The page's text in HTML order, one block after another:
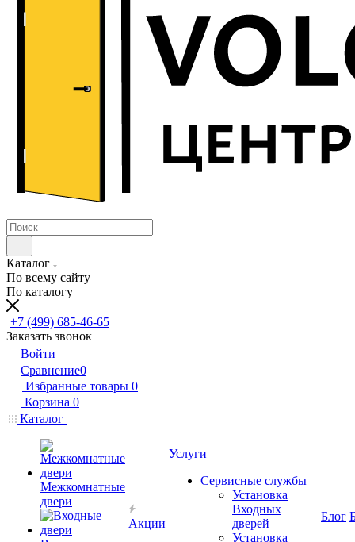
Каталог
По всему сайту
По каталогу
+7 (499) 685-46-65
Заказать звонок
Войти
Сравнение0
Избранные товары 0
Корзина 0
Каталог
Межкомнатные
двери
Акции
Услуги
Сервисные службы
Установка
Входных
дверей
Установка
Блог